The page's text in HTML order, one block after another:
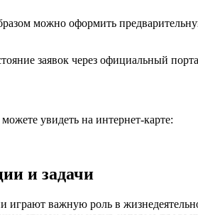
можно оформить
заявок через официальный
увидеть на интернет-карте:
и задачи
важную роль в